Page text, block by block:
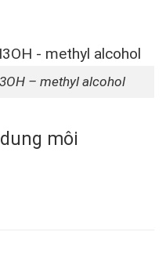
– methyl alcohol
môi